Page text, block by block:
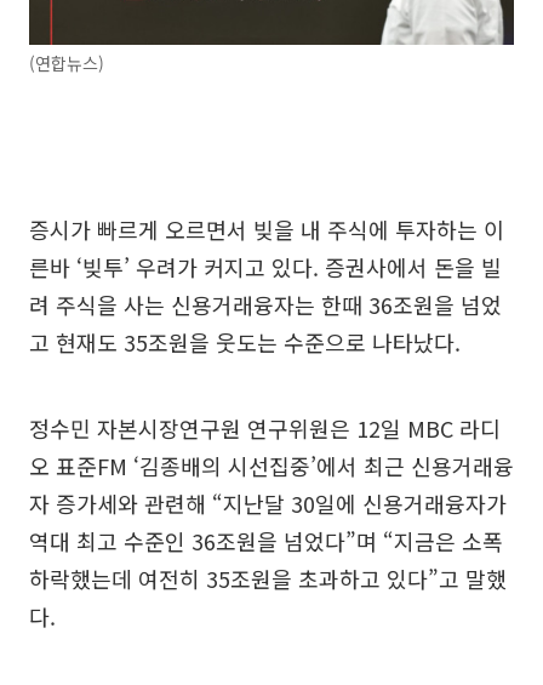
(연합뉴스)
증시가 빠르게 오르면서 빚을 내 주식에 투자하는 이
른바 ‘빚투’ 우려가 커지고 있다. 증권사에서 돈을 빌
려 주식을 사는 신용거래융자는 한때 36조원을 넘었
고 현재도 35조원을 웃도는 수준으로 나타났다.
정수민 자본시장연구원 연구위원은 12일 MBC 라디
오 표준FM ‘김종배의 시선집중’에서 최근 신용거래융
자 증가세와 관련해 “지난달 30일에 신용거래융자가
역대 최고 수준인 36조원을 넘었다”며 “지금은 소폭
하락했는데 여전히 35조원을 초과하고 있다”고 말했
다.